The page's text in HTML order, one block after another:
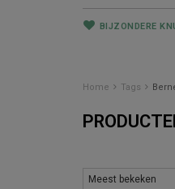
BIJZONDERE
Home Tags